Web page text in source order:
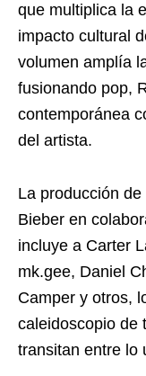
que multiplica la
impacto cultural
volumen amplía
fusionando pop,
contemporánea
del artista.
La producción de
Bieber en
incluye a Carter
mk.gee, Daniel
Camper y otros,
caleidoscopio de
transitan entre lo